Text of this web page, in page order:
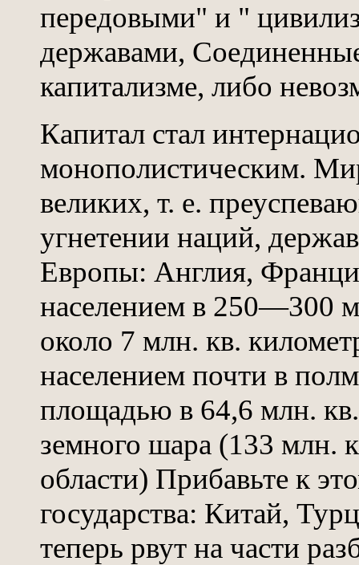
передовыми" и "
державами,
капитализме, либо
Капитал стал
монополистическим.
великих, т. е.
угнетении наций,
Европы: Англия,
населением в 250—300
около 7 млн. кв.
населением почти в
площадью в 64,6 млн.
земного шара (133 млн.
области) Прибавьте к
государства: Китай,
теперь рвут на части